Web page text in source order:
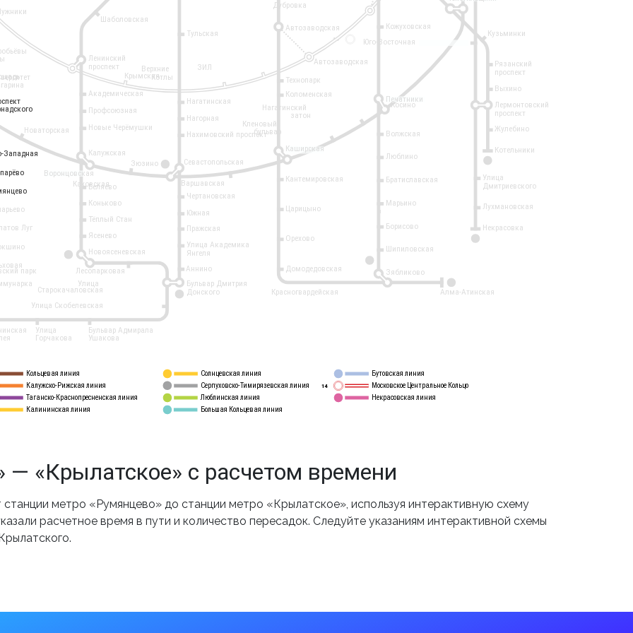
Кольцевая линия
Калужско-Рижская линия
Таганско-Краснопресненская линия
Калининская линия
Солнцевская линия
Серпуховско-Тимирязевская линия
Люблинская линия
Бутовская линия
Московское Центральное Кольцо
Большая Кольцевая линия
Некрасовская линия
14
2
11
14
Академическая
Профсоюзная
Новые Черёмушки
Калужская
Беляево
Коньково
Тёплый Стан
Ясенево
Новоясеневская
Нагатинская
Нагорная
Нахимовский проспект
Севастопольская
Чертановская
Южная
Пражская
Улица Академика
Янгеля
ЗИЛ
Верхние
Котлы
Крымская
Кузьминки
Рязанский
проспект
Выхино
Лермонтовский
проспект
Жулебино
Котельники
Кожуховская
Печатники
Волжская
Люблино
Братиславская
Марьино
Борисово
Шипиловская
Зябликово
Технопарк
Коломенская
Каширская
Кантемировская
Царицыно
Орехово
Домодедовская
Красногвардейская Алма-Атинская
Ленинский
проспект
Шаболовская
Аннино
Бульвар Дмитрия
Донского
Западная
Варшавская
Тульская
парк Лесопарковая
Улица
Старокачаловская
Улица Скобелевская
Бульвар Адмирала
Ушакова
Улица
Горчакова
Дубровка
Автозаводская
Каховская
Улица
Дмитриевского
Лухмановская
Некрасовка
Косино
Луг
Новаторская
Зюзино
Воронцовская
Автозаводская
Юго-Восточная
Кленовый
бульвар
Нагатинский
затон
Западная
«Крылатское» с расчетом времени
метро «Румянцево» до станции метро «Крылатское», используя интерактивную схему
расчетное время в пути и количество пересадок. Следуйте указаниям интерактивной схемы